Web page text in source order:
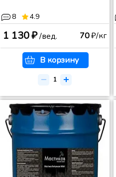
8 4.9
1 130 ₽/вед. 70₽/кг
В корзину